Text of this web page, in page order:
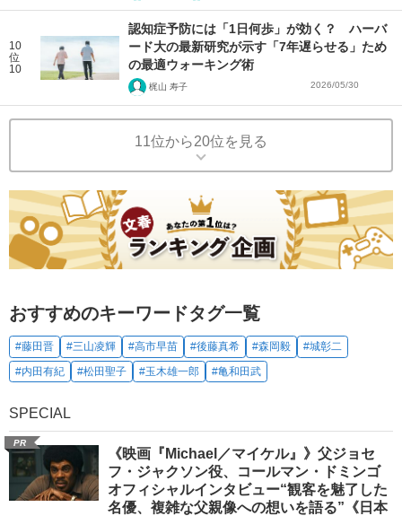
10
位
10
認知症予防には「1日何歩」が効く？ ハーバ
ード大の最新研究が示す「7年遅らせる」ため
の最適ウォーキング術
梶山 寿子 2026/05/30
11位から20位を見る
おすすめのキーワードタグ一覧
#藤田晋 #三山凌輝 #高市早苗 #後藤真希 #森岡毅
#城彰二
#内田有紀
#松田聖子 #玉木雄一郎 #亀和田武
SPECIAL
PR
《映画『Michael／マイケル』》父ジョセ
フ・ジャクソン役、コールマン・ドミンゴ
オフィシャルインタビュー“観客を魅了した
名優、複雑な父親像への想いを語る”《日本